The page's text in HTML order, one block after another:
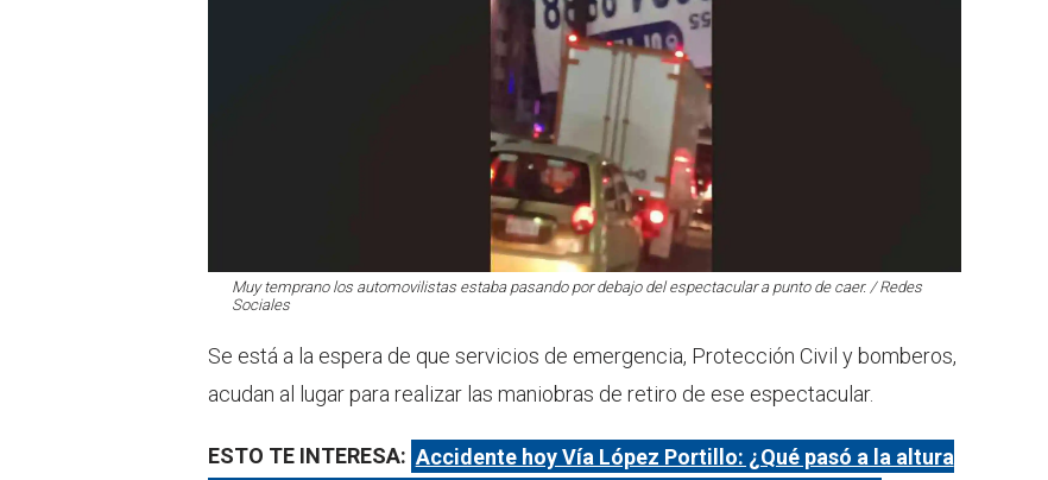
Muy temprano los automovilistas estaba pasando por debajo del espectacular a punto de caer. / Redes
Sociales
Se está a la espera de que servicios de emergencia, Protección Civil y bomberos,
acudan al lugar para realizar las maniobras de retiro de ese espectacular.
ESTO TE INTERESA: Accidente hoy Vía López Portillo: ¿Qué pasó a la altura